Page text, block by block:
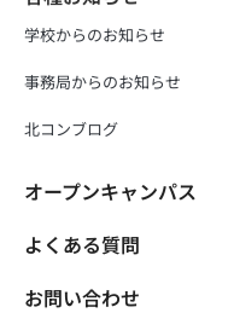
学校からのお知らせ
事務局からのお知らせ
北コンブログ
オープンキャンパス
よくある質問
お問い合わせ